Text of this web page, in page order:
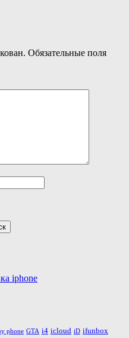
Обязательные поля
iphone
phone GTA i4 icloud iD ifunbox